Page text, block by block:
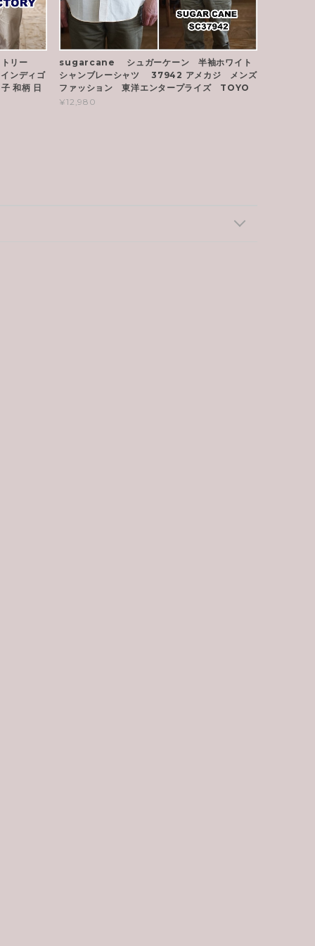
リー
ンディゴ
和柄 日
sugarcane シュガーケーン 半袖ホワイト
シャンブレーシャツ 37942 アメカジ メンズ
ファッション 東洋エンタープライズ TOYO
¥12,980